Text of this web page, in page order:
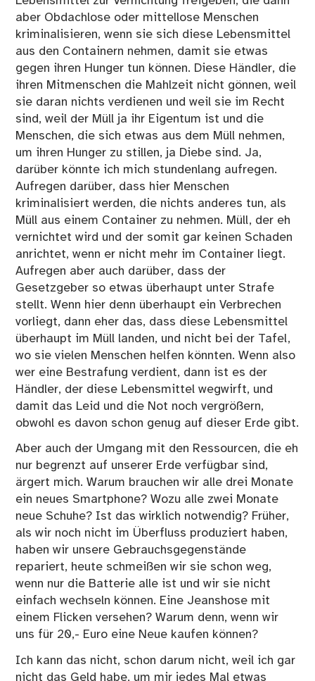
aber Obdachlose oder mittellose Menschen
kriminalisieren, wenn sie sich diese Lebensmittel
aus den Containern nehmen, damit sie etwas
gegen ihren Hunger tun können. Diese Händler, die
ihren Mitmenschen die Mahlzeit nicht gönnen, weil
sie daran nichts verdienen und weil sie im Recht
sind, weil der Müll ja ihr Eigentum ist und die
Menschen, die sich etwas aus dem Müll nehmen,
um ihren Hunger zu stillen, ja Diebe sind. Ja,
darüber könnte ich mich stundenlang aufregen.
Aufregen darüber, dass hier Menschen
kriminalisiert werden, die nichts anderes tun, als
Müll aus einem Container zu nehmen. Müll, der eh
vernichtet wird und der somit gar keinen Schaden
anrichtet, wenn er nicht mehr im Container liegt.
Aufregen aber auch darüber, dass der
Gesetzgeber so etwas überhaupt unter Strafe
stellt. Wenn hier denn überhaupt ein Verbrechen
vorliegt, dann eher das, dass diese Lebensmittel
überhaupt im Müll landen, und nicht bei der Tafel,
wo sie vielen Menschen helfen könnten. Wenn also
wer eine Bestrafung verdient, dann ist es der
Händler, der diese Lebensmittel wegwirft, und
damit das Leid und die Not noch vergrößern,
obwohl es davon schon genug auf dieser Erde gibt.
Aber auch der Umgang mit den Ressourcen, die eh
nur begrenzt auf unserer Erde verfügbar sind,
ärgert mich. Warum brauchen wir alle drei Monate
ein neues Smartphone? Wozu alle zwei Monate
neue Schuhe? Ist das wirklich notwendig? Früher,
als wir noch nicht im Überfluss produziert haben,
haben wir unsere Gebrauchsgegenstände
repariert, heute schmeißen wir sie schon weg,
wenn nur die Batterie alle ist und wir sie nicht
einfach wechseln können. Eine Jeanshose mit
einem Flicken versehen? Warum denn, wenn wir
uns für 20,- Euro eine Neue kaufen können?
Ich kann das nicht, schon darum nicht, weil ich gar
nicht das Geld habe, um mir jedes Mal etwas